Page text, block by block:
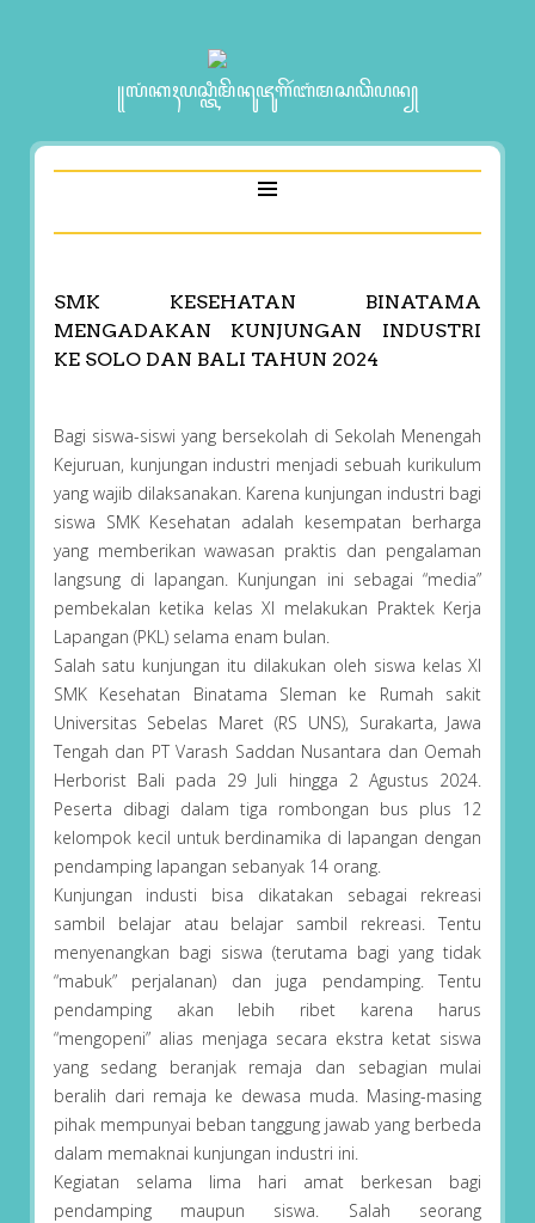
꧋ꦭꦁꦏꦃꦥꦱ꧀ꦠꦶꦩꦼꦤꦸꦗꦸꦒꦼꦂꦧꦁꦩꦱꦣꦼꦥꦤ꧀
SMK KESEHATAN BINATAMA
MENGADAKAN KUNJUNGAN INDUSTRI
KE SOLO DAN BALI TAHUN 2024
Bagi siswa-siswi yang bersekolah di Sekolah Menengah
Kejuruan, kunjungan industri menjadi sebuah kurikulum
yang wajib dilaksanakan. Karena kunjungan industri bagi
siswa SMK Kesehatan adalah kesempatan berharga
yang memberikan wawasan praktis dan pengalaman
langsung di lapangan. Kunjungan ini sebagai “media”
pembekalan ketika kelas XI melakukan Praktek Kerja
Lapangan (PKL) selama enam bulan.
Salah satu kunjungan itu dilakukan oleh siswa kelas XI
SMK Kesehatan Binatama Sleman ke Rumah sakit
Universitas Sebelas Maret (RS UNS), Surakarta, Jawa
Tengah dan PT Varash Saddan Nusantara dan Oemah
Herborist Bali pada 29 Juli hingga 2 Agustus 2024.
Peserta dibagi dalam tiga rombongan bus plus 12
kelompok kecil untuk berdinamika di lapangan dengan
pendamping lapangan sebanyak 14 orang.
Kunjungan industi bisa dikatakan sebagai rekreasi
sambil belajar atau belajar sambil rekreasi. Tentu
menyenangkan bagi siswa (terutama bagi yang tidak
“mabuk” perjalanan) dan juga pendamping. Tentu
pendamping akan lebih ribet karena harus
“mengopeni” alias menjaga secara ekstra ketat siswa
yang sedang beranjak remaja dan sebagian mulai
beralih dari remaja ke dewasa muda. Masing-masing
pihak mempunyai beban tanggung jawab yang berbeda
dalam memaknai kunjungan industri ini.
Kegiatan selama lima hari amat berkesan bagi
pendamping maupun siswa. Salah seorang